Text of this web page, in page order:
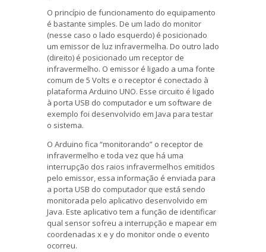
O princípio de funcionamento do equipamento
é bastante simples. De um lado do monitor
(nesse caso o lado esquerdo) é posicionado
um emissor de luz infravermelha. Do outro lado
(direito) é posicionado um receptor de
infravermelho. O emissor é ligado a uma fonte
comum de 5 Volts e o receptor é conectado à
plataforma Arduino UNO. Esse circuito é ligado
à porta USB do computador e um software de
exemplo foi desenvolvido em Java para testar
o sistema.
O Arduino fica “monitorando” o receptor de
infravermelho e toda vez que há uma
interrupção dos raios infravermelhos emitidos
pelo emissor, essa informação é enviada para
a porta USB do computador que está sendo
monitorada pelo aplicativo desenvolvido em
Java. Este aplicativo tem a função de identificar
qual sensor sofreu a interrupção e mapear em
coordenadas x e y do monitor onde o evento
ocorreu.